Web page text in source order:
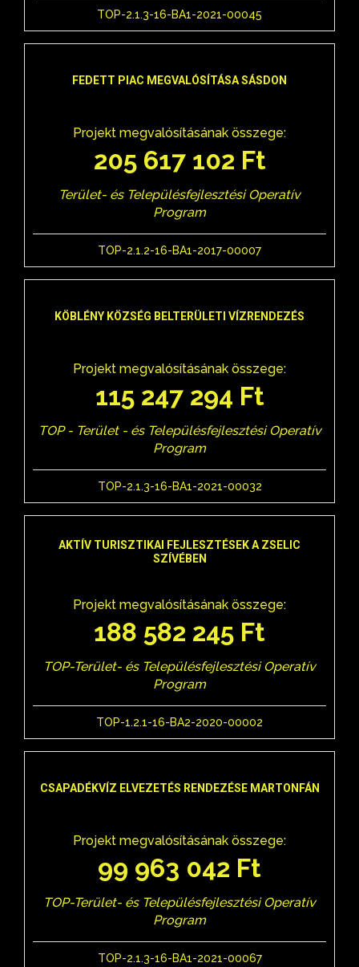
TOP-2.1.3-16-BA1-2021-00045
FEDETT PIAC MEGVALÓSÍTÁSA SÁSDON
Projekt megvalósításának összege:
205 617 102 Ft
Terület- és Településfejlesztési Operatív
Program
TOP-2.1.2-16-BA1-2017-00007
KÖBLÉNY KÖZSÉG BELTERÜLETI VÍZRENDEZÉS
Projekt megvalósításának összege:
115 247 294 Ft
TOP - Terület - és Településfejlesztési Operatív
Program
TOP-2.1.3-16-BA1-2021-00032
AKTÍV TURISZTIKAI FEJLESZTÉSEK A ZSELIC
SZÍVÉBEN
Projekt megvalósításának összege:
188 582 245 Ft
TOP-Terület- és Településfejlesztési Operatív
Program
TOP-1.2.1-16-BA2-2020-00002
CSAPADÉKVÍZ ELVEZETÉS RENDEZÉSE MARTONFÁN
Projekt megvalósításának összege:
99 963 042 Ft
TOP-Terület- és Településfejlesztési Operatív
Program
TOP-2.1.3-16-BA1-2021-00067